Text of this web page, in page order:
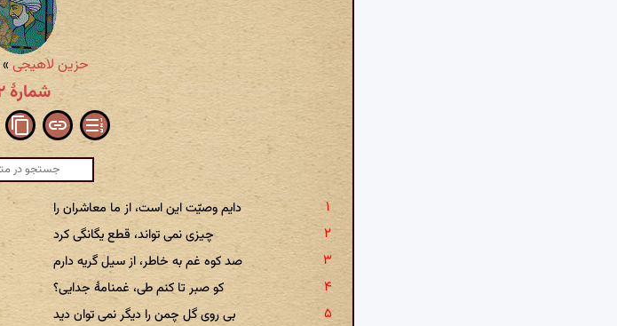
حزین لاهیجی»
شمارهٔ ۱۲
دایم وصیّت این است، از ما معاشران را
چیزی نمی تواند، قطع یگانگی کرد
صد کوه غم به خاطر، از سیل گریه دارم
کو صبر تا کنم طی، غمنامهٔ جدایی؟
بی روی گل چمن را دیگر نمی توان دید